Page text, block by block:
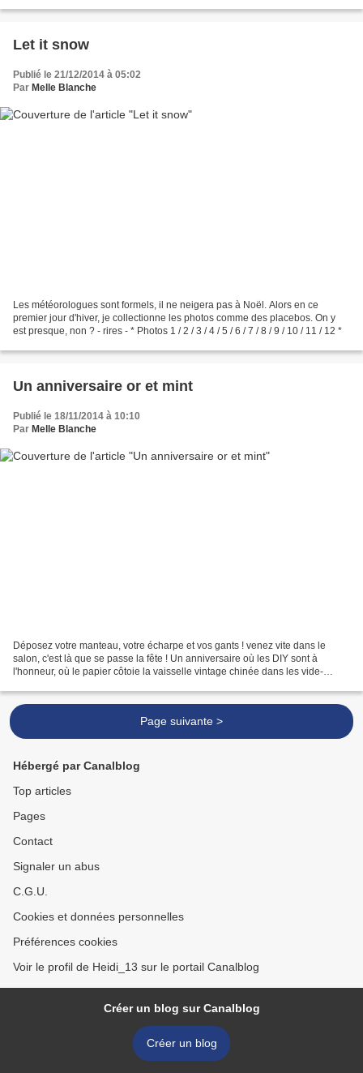
Let it snow
Publié le 21/12/2014 à 05:02
Par Melle Blanche
Les météorologues sont formels, il ne neigera pas à Noël. Alors en ce
premier jour d'hiver, je collectionne les photos comme des placebos. On y
est presque, non ? - rires - * Photos 1 / 2 / 3 / 4 / 5 / 6 / 7 / 8 / 9 / 10 / 11 / 12 *
Un anniversaire or et mint
Publié le 18/11/2014 à 10:10
Par Melle Blanche
Déposez votre manteau, votre écharpe et vos gants ! venez vite dans le
salon, c'est là que se passe la fête ! Un anniversaire où les DIY sont à
l'honneur, où le papier côtoie la vaisselle vintage chinée dans les vide-
Page suivante >
Hébergé par Canalblog
Top articles
Pages
Contact
Signaler un abus
C.G.U.
Cookies et données personnelles
Préférences cookies
Voir le profil de Heidi_13 sur le portail Canalblog
Créer un blog sur Canalblog
Créer un blog